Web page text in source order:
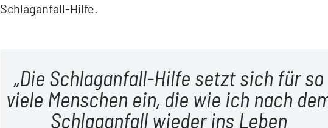
Schlaganfall-Hilfe.
Die Schlaganfall-Hilfe setzt sich für so
viele Menschen ein, die wie ich nach
Schlaganfall wieder ins Leben